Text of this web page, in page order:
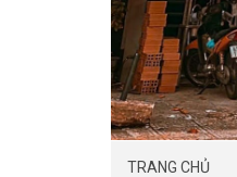
TRANG CHỦ